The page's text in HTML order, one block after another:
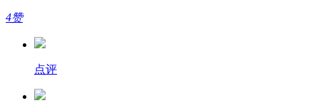
4赞
点评